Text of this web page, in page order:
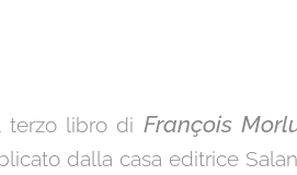
terzo libro di François
dalla casa editrice